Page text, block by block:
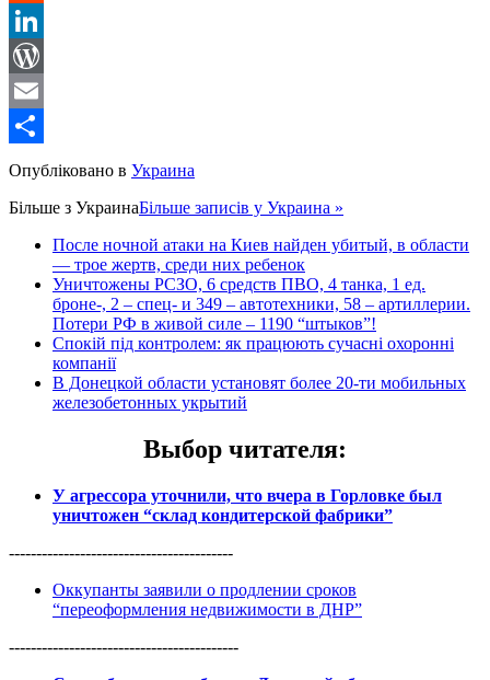
Reddit
LinkedIn
WordPress
Email
Share
Опубліковано в Украина
Більше з УкраинаБільше записів у Украина »
После ночной атаки на Киев найден убитый, в области
— трое жертв, среди них ребенок
Уничтожены РСЗО, 6 средств ПВО, 4 танка, 1 ед.
броне-, 2 – спец- и 349 – автотехники, 58 – артиллерии.
Потери РФ в живой силе – 1190 “штыков”!
Спокій під контролем: як працюють сучасні охоронні
компанії
В Донецкой области установят более 20-ти мобильных
железобетонных укрытий
Выбор читателя:
У агрессора уточнили, что вчера в Горловке был
уничтожен “склад кондитерской фабрики”
-----------------------------------------
Оккупанты заявили о продлении сроков
“переоформления недвижимости в ДНР”
------------------------------------------